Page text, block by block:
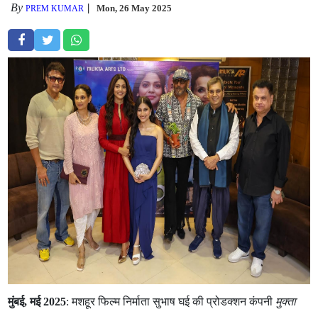
ByPREM KUMAR Mon, 26 May 2025
मुंबई, मई 2025: मशहूर फिल्म निर्माता सुभाष घई की प्रोडक्शन कंपनी मुक्ता